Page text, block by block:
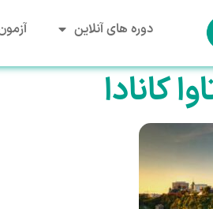
دوره های آنلاین
کانادا